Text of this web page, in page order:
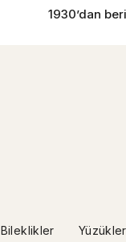
Bileklikler Yüzükler
1930’dan